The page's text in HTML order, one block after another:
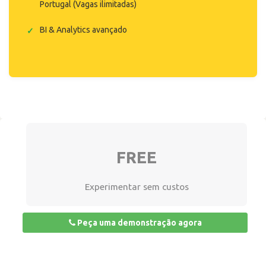
Portugal (Vagas ilimitadas)
BI & Analytics avançado
FREE
Experimentar sem custos
Peça uma demonstração agora